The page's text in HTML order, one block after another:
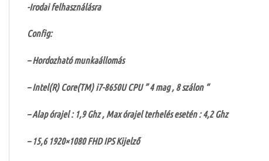
-Irodai felhasználásra
Config:
– Hordozható munkaállomás
– Intel(R) Core(TM) i7-8650U CPU ” 4 mag , 8 szálon “
– Alap órajel : 1,9 Ghz , Max órajel terhelés esetén : 4,2 Ghz
– 15,6 1920×1080 FHD IPS Kijelző